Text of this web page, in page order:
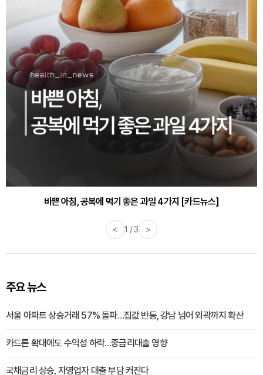
바쁜 아침, 공복에 먹기 좋은 과일 4가지 [카드뉴스]
< 1 / 3 >
주요 뉴스
서울 아파트 상승거래 57% 돌파…집값 반등, 강남 넘어 외곽까지 확산
카드론 확대에도 수익성 하락…중금리대출 영향
국채금리 상승, 자영업자 대출 부담 커진다